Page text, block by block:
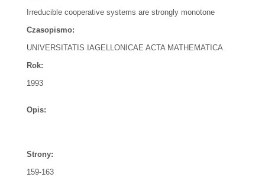
Irreducible cooperative systems are strongly monotone
Czasopismo:
UNIVERSITATIS IAGELLONICAE ACTA MATHEMATICA
Rok:
1993
Opis:
Strony:
159-163